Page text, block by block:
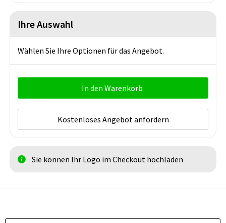
Ihre Auswahl
Wählen Sie Ihre Optionen für das Angebot.
In den Warenkorb
Kostenloses Angebot anfordern
Sie können Ihr Logo im Checkout hochladen